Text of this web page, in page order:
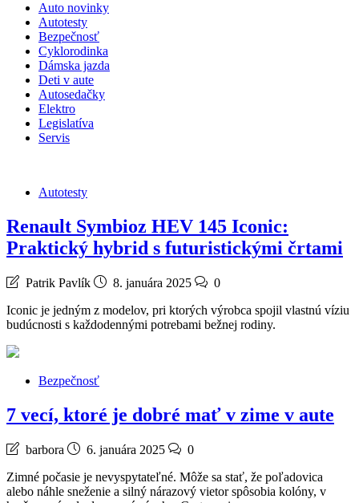
Auto novinky
Autotesty
Bezpečnosť
Cyklorodinka
Dámska jazda
Deti v aute
Autosedačky
Elektro
Legislatíva
Servis
Autotesty
Renault Symbioz HEV 145 Iconic:
Praktický hybrid s futuristickými črtami
Patrik Pavlík 8. januára 2025
0
Iconic je jedným z modelov, pri ktorých výrobca spojil vlastnú víziu
budúcnosti s každodennými potrebami bežnej rodiny.
Bezpečnosť
7 vecí, ktoré je dobré mať v zime v aute
barbora 6. januára 2025
0
Zimné počasie je nevyspytateľné. Môže sa stať, že poľadovica
alebo náhle sneženie a silný nárazový vietor spôsobia kolóny, v